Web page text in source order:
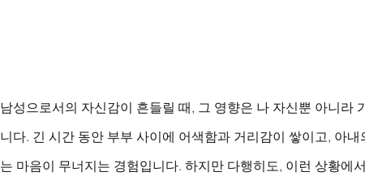
남성으로서의 자신감이 흔들릴 때, 그 영향은 나 자신뿐 아니라
니다. 긴 시간 동안 부부 사이에 어색함과 거리감이 쌓이고, 아
는 마음이 무너지는 경험입니다. 하지만 다행히도, 이런 상황에